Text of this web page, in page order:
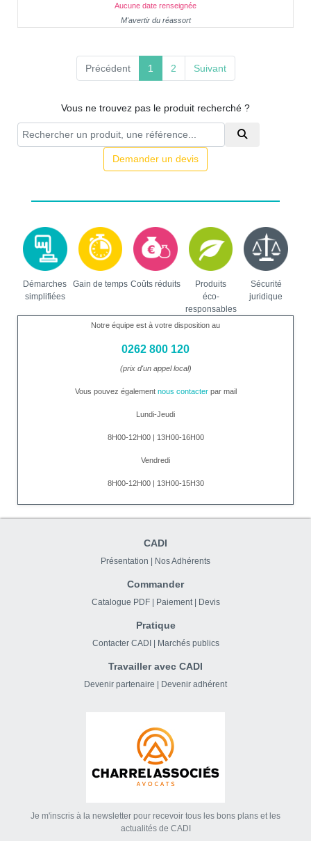
Aucune date renseignée
M'avertir du réassort
Précédent 1 (current)
2 Suivant
Vous ne trouvez pas le produit recherché ?
Demander un devis
Démarches
simplifiées
Gain de temps Coûts réduits
Produits
éco-
responsables
Sécurité
juridique
Notre équipe est à votre disposition au
0262 800 120
(prix d'un appel local)
Vous pouvez également nous contacterpar mail
Lundi-Jeudi
8H00-12H00 | 13H00-16H00
Vendredi
8H00-12H00 | 13H00-15H30
CADI
Présentation Nos Adhérents
Commander
Catalogue PDF Paiement Devis
Pratique
Contacter CADI Marchés publics
Travailler avec CADI
Devenir partenaire Devenir adhérent
Je m'inscris à la newsletter pour recevoir tous les bons plans et les
actualités de CADI